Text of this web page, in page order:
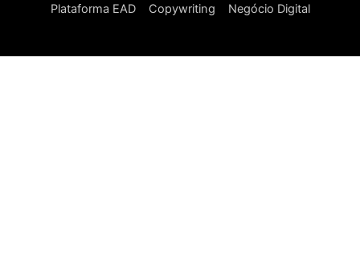
Plataforma EAD
Copywriting Negócio Digital